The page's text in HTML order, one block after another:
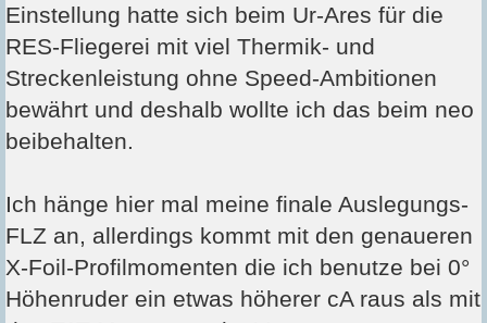
Einstellung hatte sich beim Ur-Ares für die
RES-Fliegerei mit viel Thermik- und
Streckenleistung ohne Speed-Ambitionen
bewährt und deshalb wollte ich das beim neo
beibehalten.
Ich hänge hier mal meine finale Auslegungs-
FLZ an, allerdings kommt mit den genaueren
X-Foil-Profilmomenten die ich benutze bei 0°
Höhenruder ein etwas höherer cA raus als mit